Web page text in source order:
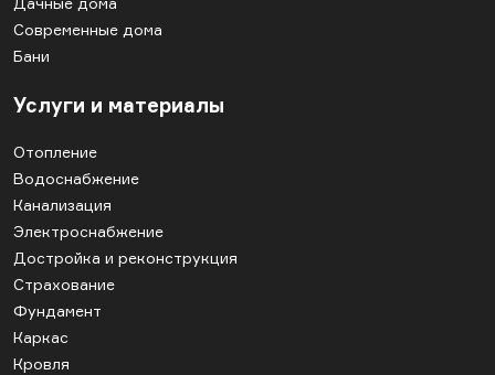
Современные дома
Бани
Услуги и материалы
Отопление
Водоснабжение
Канализация
Электроснабжение
Достройка и реконструкция
Страхование
Фундамент
Каркас
Кровля